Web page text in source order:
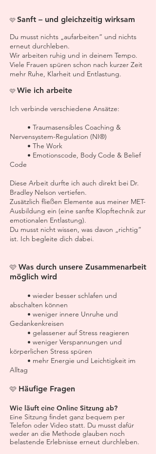
🩷 Sanft – und gleichzeitig wirksam
Du musst nichts „aufarbeiten“ und nichts
erneut durchleben.
Wir arbeiten ruhig und in deinem Tempo.
Viele Frauen spüren schon nach kurzer Zeit
mehr Ruhe, Klarheit und Entlastung.
🩷 Wie ich arbeite
Ich verbinde verschiedene Ansätze:
• Traumasensibles Coaching &
Nervensystem-Regulation (NI®)
• The Work
• Emotionscode, Body Code & Belief
Code
Diese Arbeit durfte ich auch direkt bei Dr.
Bradley Nelson vertiefen.
Zusätzlich fließen Elemente aus meiner MET-
Ausbildung ein (eine sanfte Klopftechnik zur
emotionalen Entlastung).
Du musst nicht wissen, was davon „richtig“
ist. Ich begleite dich dabei.
🩷 Was durch unsere Zusammenarbeit
möglich wird
• wieder besser schlafen und
abschalten können
• weniger innere Unruhe und
Gedankenkreisen
• gelassener auf Stress reagieren
• weniger Verspannungen und
körperlichen Stress spüren
• mehr Energie und Leichtigkeit im
Alltag
🩷 Häufige Fragen
Wie läuft eine Online Sitzung ab?
Eine Sitzung findet ganz bequem per
Telefon oder Video statt. Du musst dafür
weder an die Methode glauben noch
belastende Erlebnisse erneut durchleben.